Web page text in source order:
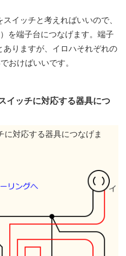
イッチと考えればいいので、
を端子台につなげます。端子
ありますが、イロハそれぞれの
おけばいいです。
イッチに対応する器具につ
に対応する器具につなげま